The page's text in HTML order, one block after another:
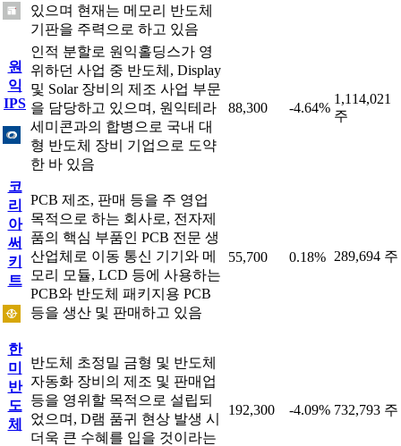
있으며 현재는 메모리 반도체
기판을 주력으로 하고 있음
원
익
IPS
인적 분할로 원익홀딩스가 영
위하던 사업 중 반도체, Display
및 Solar 장비의 제조 사업 부문
을 담당하고 있으며, 원익테라
세미콘과의 합병으로 국내 대
형 반도체 장비 기업으로 도약
한 바 있음
88,300 -4.64%
1,114,021
주
코
리
아
써
키
트
PCB 제조, 판매 등을 주 영업
목적으로 하는 회사로, 전자제
품의 핵심 부품인 PCB 전문 생
산업체로 이동 통신 기기와 메
모리 모듈, LCD 등에 사용하는
PCB와 반도체 패키지용 PCB
등을 생산 및 판매하고 있음
55,700 0.18% 289,694 주
한
미
반
도
체
반도체 초정밀 금형 및 반도체
자동화 장비의 제조 및 판매업
등을 영위할 목적으로 설립되
었으며, D램 품귀 현상 발생 시
더욱 큰 수혜를 입을 것이라는
192,300 -4.09% 732,793 주